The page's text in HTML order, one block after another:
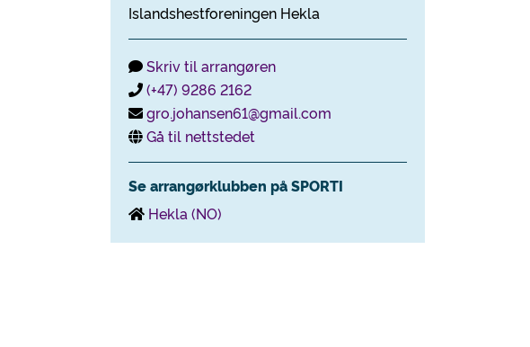
Islandshestforeningen Hekla
Skriv til arrangøren
(+47) 9286 2162
gro.johansen61@gmail.com
Gå til nettstedet
Se arrangørklubben på SPORTI
Hekla (NO)